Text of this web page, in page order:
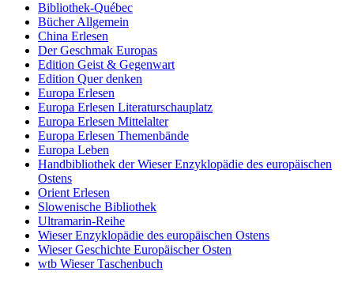
Bibliothek-Québec
Bücher Allgemein
China Erlesen
Der Geschmak Europas
Edition Geist & Gegenwart
Edition Quer denken
Europa Erlesen
Europa Erlesen Literaturschauplatz
Europa Erlesen Mittelalter
Europa Erlesen Themenbände
Europa Leben
Handbibliothek der Wieser Enzyklopädie des europäischen
Ostens
Orient Erlesen
Slowenische Bibliothek
Ultramarin-Reihe
Wieser Enzyklopädie des europäischen Ostens
Wieser Geschichte Europäischer Osten
wtb Wieser Taschenbuch